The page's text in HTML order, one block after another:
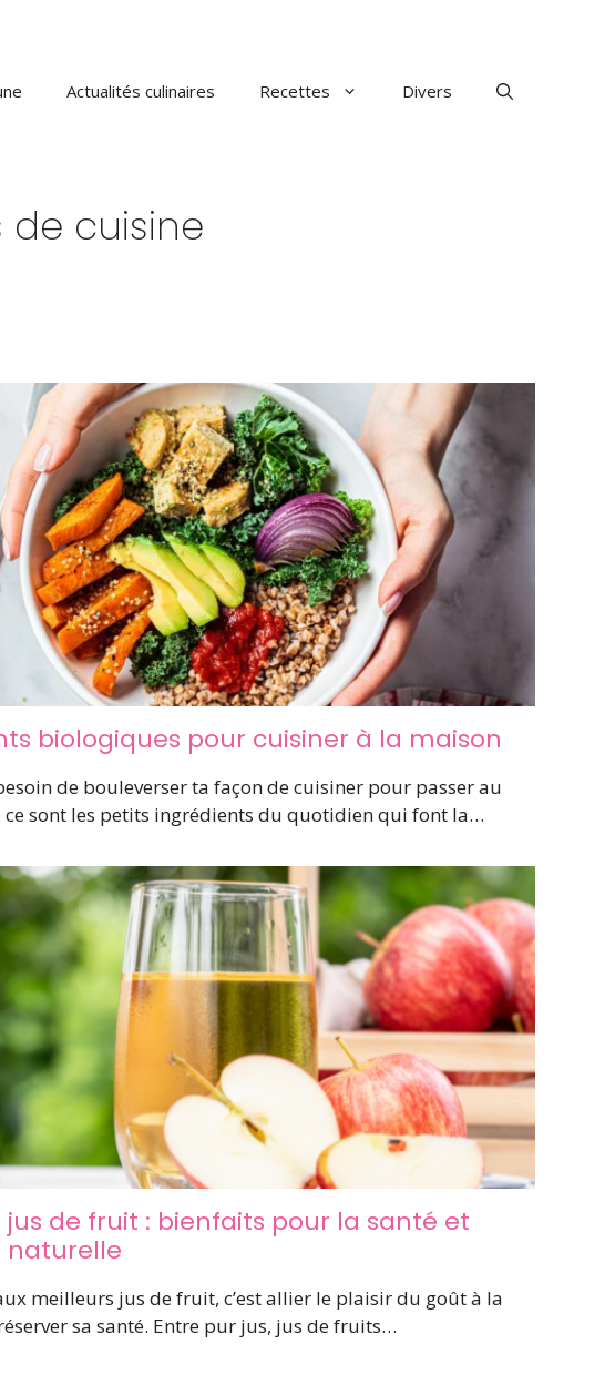
Actualités culinaires Recettes Divers
de cuisine
biologiques pour cuisiner à la maison
de bouleverser ta façon de cuisiner pour passer au
ce sont les petits ingrédients du quotidien qui font la…
jus de fruit : bienfaits pour la santé et
naturelle
meilleurs jus de fruit, c’est allier le plaisir du goût à la
sa santé. Entre pur jus, jus de fruits…